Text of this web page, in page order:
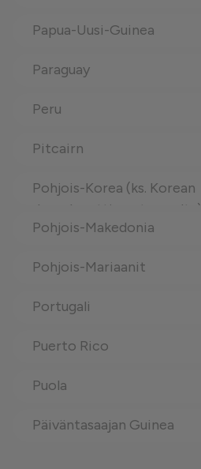
Papua-Uusi-Guinea
Paraguay
Peru
Pitcairn
Pohjois-Korea (ks. Korean
demokraattinen tasavalta)
Pohjois-Makedonia
Pohjois-Mariaanit
Portugali
Puerto Rico
Puola
Päiväntasaajan Guinea